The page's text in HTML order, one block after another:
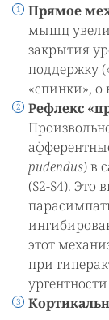
Прямое
мышц
закрытия
поддержку
«спинки», о
Рефлекс
pudendus) в
(S2-S4). Это
этот
при